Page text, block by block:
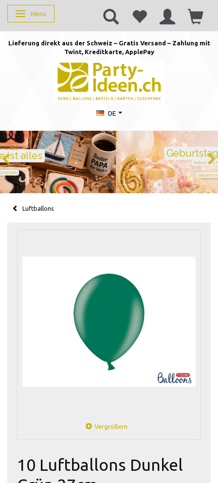
Anzeige ändern
Menü
Lieferung direkt aus der Schweiz – Gratis Versand – Zahlung mit
Twint, Kreditkarte, ApplePay
DE
Geburtstag feiern mit Stil
Ballons · Tischdeko · Karten · Zahlen
GEBURTSTAGSDEKO ENTDECKEN
Luftballons
Vergrößern
10 Luftballons Dunkel